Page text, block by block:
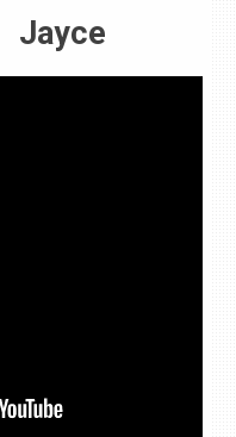
Jayce